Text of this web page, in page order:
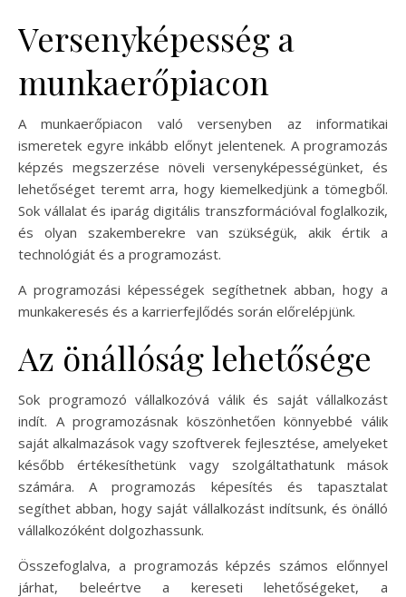
Versenyképesség a
munkaerőpiacon
A munkaerőpiacon való versenyben az informatikai
ismeretek egyre inkább előnyt jelentenek. A programozás
képzés megszerzése növeli versenyképességünket, és
lehetőséget teremt arra, hogy kiemelkedjünk a tömegből.
Sok vállalat és iparág digitális transzformációval foglalkozik,
és olyan szakemberekre van szükségük, akik értik a
technológiát és a programozást.
A programozási képességek segíthetnek abban, hogy a
munkakeresés és a karrierfejlődés során előrelépjünk.
Az önállóság lehetősége
Sok programozó vállalkozóvá válik és saját vállalkozást
indít. A programozásnak köszönhetően könnyebbé válik
saját alkalmazások vagy szoftverek fejlesztése, amelyeket
később értékesíthetünk vagy szolgáltathatunk mások
számára. A programozás képesítés és tapasztalat
segíthet abban, hogy saját vállalkozást indítsunk, és önálló
vállalkozóként dolgozhassunk.
Összefoglalva, a programozás képzés számos előnnyel
járhat, beleértve a kereseti lehetőségeket, a